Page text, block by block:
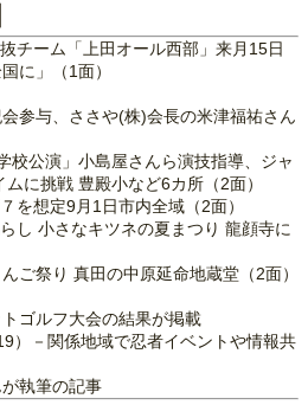
チーム「上田オール西部」来月15日
に」（1面）
参与、ささや(株)会長の米津福祐さん
校公演」小島屋さんら演技指導、ジャ
に挑戦 豊殿小など6カ所（2面）
を想定9月1日市内全域（2面）
し 小さなキツネの夏まつり 龍顔寺に
ご祭り 真田の中原延命地蔵堂（2面）
ゴルフ大会の結果が掲載
）－関係地域で忍者イベントや情報共
執筆の記事